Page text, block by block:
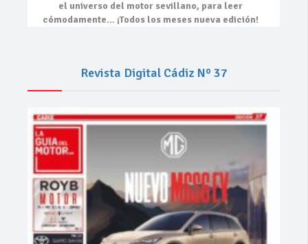
el universo del motor sevillano, para leer
cómodamente… ¡Todos los meses nueva edición!
Revista Digital Cádiz Nº 37